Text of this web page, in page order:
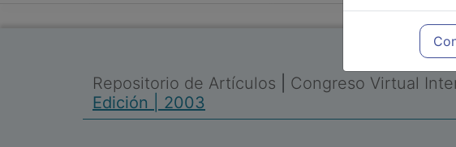
medicamentos y
adecuado a las
Repositorio de Artículos Congreso Virtual
Edición | 2003